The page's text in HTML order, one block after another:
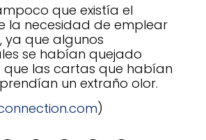
que existía el
la necesidad de emplear
ya que algunos
se habían quejado
las cartas que habían
un extraño olor.
)